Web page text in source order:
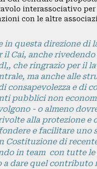
interassociativo
con le altre
in questa direzione di
Cai, anche
che ringrazio per il
ma anche alle
consapevolezza e di
pubblici non
- o almeno
alla protezione e
e facilitare uno
Costituzione di
in team con tutte
dare quel contributo